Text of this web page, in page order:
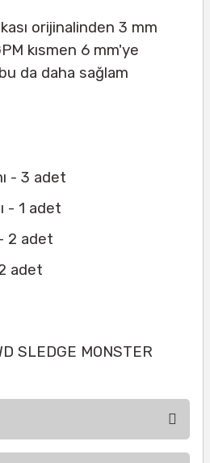
orijinalinden 3 mm
kısmen 6 mm'ye
bu da daha sağlam
- 3 adet
- 1 adet
2 adet
adet
SLEDGE MONSTER